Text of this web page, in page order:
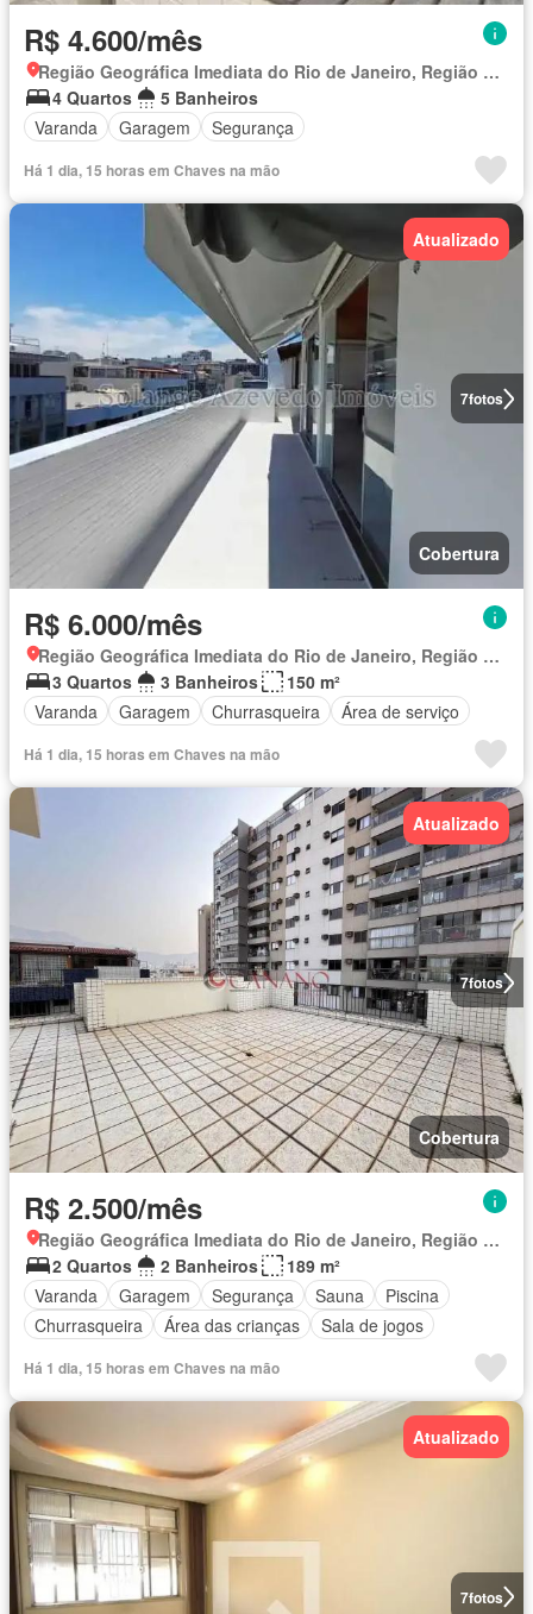
R$ 4.600/mês
Região Geográfica Imediata do Rio de Janeiro, Região Metropolitana do Rio de Janeiro
4 Quartos
5 Banheiros
Varanda
Garagem Segurança
Há 1 dia, 15 horas em Chaves na mão
7fotos
Atualizado
Cobertura
R$ 6.000/mês
Região Geográfica Imediata do Rio de Janeiro, Região Metropolitana do Rio de Janeiro
3 Quartos
3 Banheiros
150 m²
Varanda
Garagem Churrasqueira Área de serviço
Há 1 dia, 15 horas em Chaves na mão
7fotos
Atualizado
Cobertura
R$ 2.500/mês
Região Geográfica Imediata do Rio de Janeiro, Região Metropolitana do Rio de Janeiro
2 Quartos
2 Banheiros
189 m²
Varanda
Garagem Segurança Sauna
Piscina
Churrasqueira
Área das crianças Sala de jogos
Há 1 dia, 15 horas em Chaves na mão
7fotos
Atualizado